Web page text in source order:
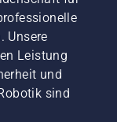
Unsere
Leistung
und
sind